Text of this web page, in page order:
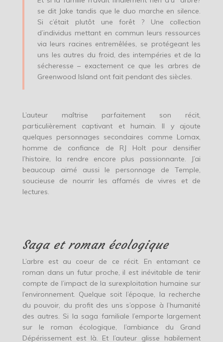
se dit Jake tandis que le duo marche en silence.
Si c’était plutôt une forêt ? Une collection
d’individus mettant en commun leurs ressources
via leurs racines entremêlées, se protégeant les
uns les autres du froid, des intempéries et de la
sécheresse – exactement ce que les arbres de
Greenwood Island ont fait pendant des siècles.
L’auteur maîtrise parfaitement son récit,
particulièrement captivant et humain. Il y ajoute
quelques personnages secondaires comme Lomax,
homme de confiance de RJ Holt pour densifier
l’histoire, la rendre encore plus passionnante. J’ai
beaucoup aimé aussi le personnage de Temple,
soucieuse de nourrir les affamés de vivres et de
lectures.
Saga et roman écologique
L’arbre est au coeur de ce récit. En entamant ce
roman dans un futur proche, il est inévitable de tenir
compte de l’impact de la surexploitation humaine sur
l’environnement. Quelque soit l’époque, la recherche
du pouvoir, du profit des uns s’oppose à l’humanité
des autres. Si la saga familiale l’emporte largement
sur le roman écologique, l’ambiance du Grand
Dépérissement est là. Et l’auteur glisse habilement